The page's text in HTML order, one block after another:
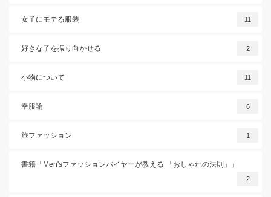
女子にモテる服装 11
好きな子を振り向かせる 2
小物について 11
幸服論 6
旅ファッション 1
書籍「Men'sファッションバイヤーが教える 「おしゃれの法則」」
2